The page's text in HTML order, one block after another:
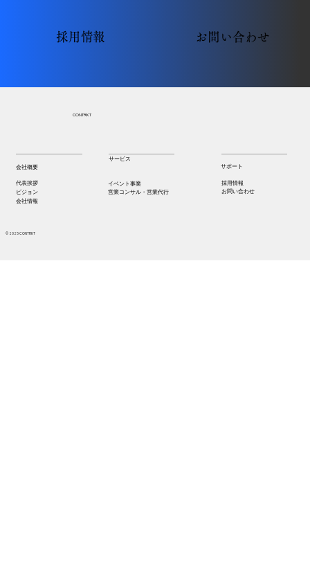
採用情報
採用情報 お問い合わせ
お問い合わせ
CONTRKT
会社概要
代表挨拶
ビジョン
会社情報
サービス
イベント事業
営業コンサル・営業代行
​サポート
採用情報
お問い合わせ
© 2025 CONTRKT